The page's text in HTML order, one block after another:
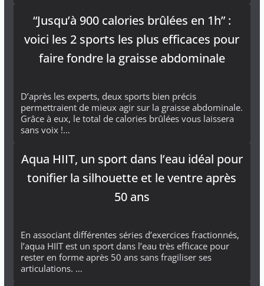
“Jusqu’à 900 calories brûlées en 1h” :
voici les 2 sports les plus efficaces pour
faire fondre la graisse abdominale
D’après les experts, deux sports bien précis
permettraient de mieux agir sur la graisse abdominale.
Grâce à eux, le total de calories brûlées vous laissera
sans voix !…
Aqua HIIT, un sport dans l’eau idéal pour
tonifier la silhouette et le ventre après
50 ans
En associant différentes séries d’exercices fractionnés,
l’aqua HIIT est un sport dans l’eau très efficace pour
rester en forme après 50 ans sans fragiliser ses
articulations. …